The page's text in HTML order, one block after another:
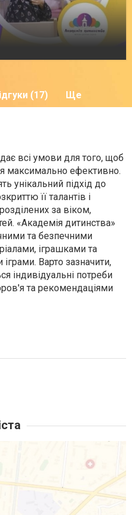
(17) Ще
всі умови для того, щоб
максимально ефективно.
унікальний підхід до
її талантів і
за віком,
«Академія дитинства»
та безпечними
іграшками та
Варто зазначити,
індивідуальні потреби
та рекомендаціями